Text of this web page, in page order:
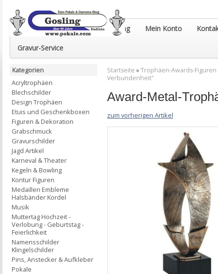
Euro-Pokale & Gravur-Shop Gosling Mein Konto
Gravur-Service
Startseite »Trophäen-Awards-Figuren
Verbundenheit"
Award-Metal-
zum vorherigen Artikel
Kategorien
Acryltrophäen
Blechschilder
Design Trophäen
Etuis und Geschenkboxen
Figuren & Dekoration
Grabschmuck
Gravurschilder
Jagd Artikel
Karneval & Theater
Kegeln & Bowling
Kontur Figuren
Medaillen Embleme
Halsbänder Kordel
Musik
Muttertag Hochzeit -
Verlobung - Geburtstag -
Feierlichkeit
Namensschilder
Klingelschilder
Pins, Anstecker & Aufkleber
Pokale